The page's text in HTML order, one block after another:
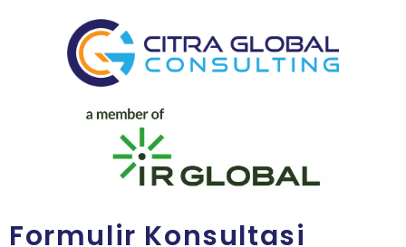
Formulir Konsultasi